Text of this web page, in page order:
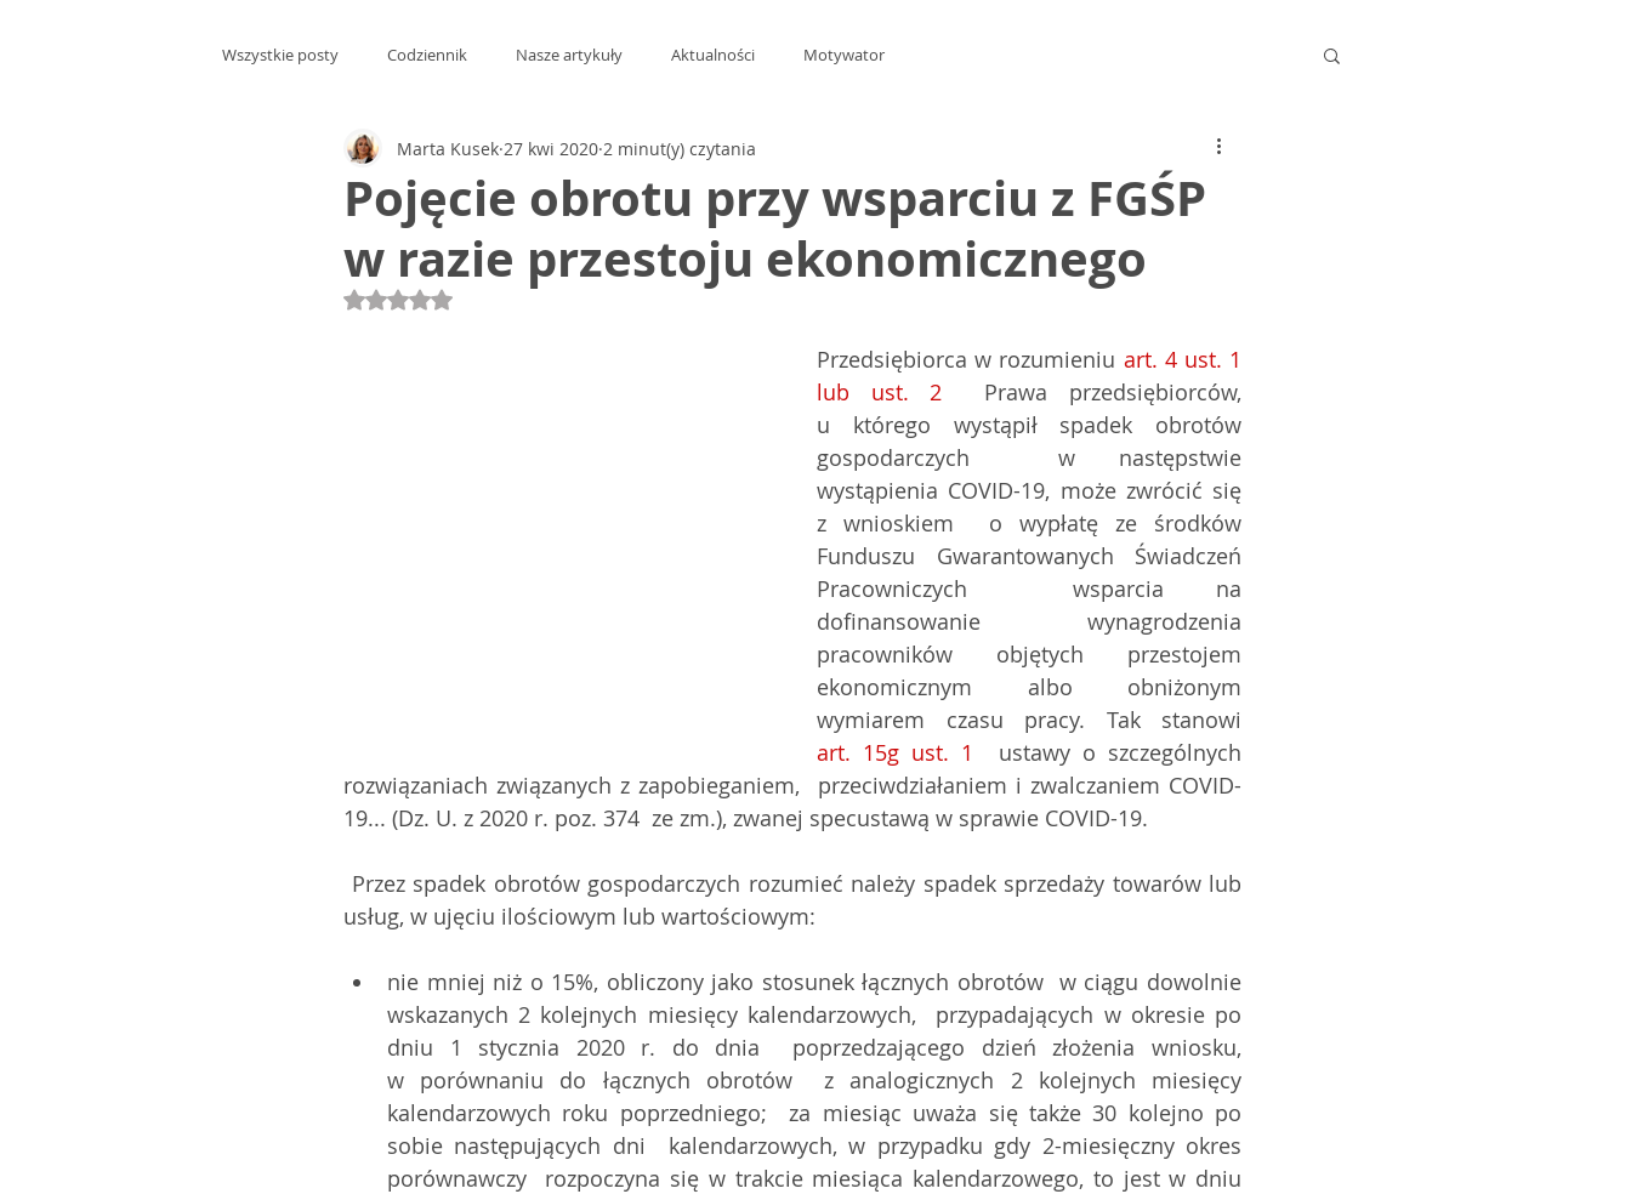
Wszystkie posty Codziennik Nasze artykuły Aktualności Motywator
Pojęcie obrotu przy wsparciu z FGŚP
w razie przestoju ekonomicznego
Marta Kusek 27 kwi 2020 2 minut(y) czytania
Oceniono na NaN z 5 gwiazdek.
Przedsiębiorca w rozumieniu art. 4 ust. 1
lub ust. 2
  Prawa przedsiębiorców,
u którego wystąpił spadek obrotów
gospodarczych  w następstwie
wystąpienia COVID-19, może zwrócić się
z wnioskiem  o wypłatę ze środków
Funduszu Gwarantowanych Świadczeń
Pracowniczych  wsparcia na
dofinansowanie wynagrodzenia
pracowników objętych przestojem
ekonomicznym albo obniżonym
art. 15g ust. 1
  ustawy o szczególnych
rozwiązaniach związanych z zapobieganiem,  przeciwdziałaniem i zwalczaniem COVID-
19... (Dz. U. z 2020 r. poz. 374  ze zm.), zwanej specustawą w sprawie COVID-19.
usług, w ujęciu ilościowym lub wartościowym:
nie mniej niż o 15%, obliczony jako stosunek łącznych obrotów  w ciągu dowolnie
wskazanych 2 kolejnych miesięcy kalendarzowych,  przypadających w okresie po
dniu 1 stycznia 2020 r. do dnia  poprzedzającego dzień złożenia wniosku,
w porównaniu do łącznych obrotów  z analogicznych 2 kolejnych miesięcy
kalendarzowych roku poprzedniego;  za miesiąc uważa się także 30 kolejno po
sobie następujących dni  kalendarzowych, w przypadku gdy 2-miesięczny okres
porównawczy  rozpoczyna się w trakcie miesiąca kalendarzowego, to jest w dniu